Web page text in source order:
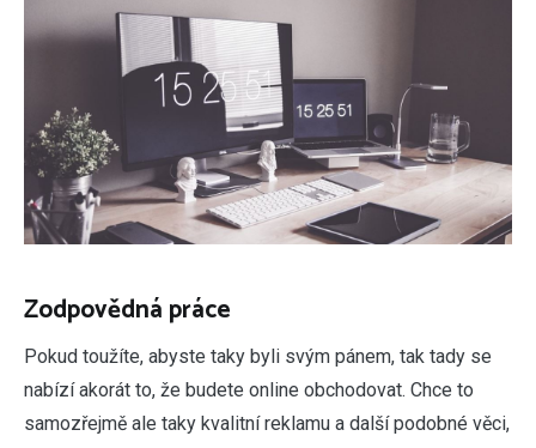
Zodpovědná práce
Pokud toužíte, abyste taky byli svým pánem, tak tady se
nabízí akorát to, že budete online obchodovat. Chce to
samozřejmě ale taky kvalitní reklamu a další podobné věci,